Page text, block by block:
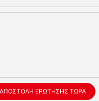
ΑΠΟΣΤΟΛΉ ΕΡΏΤΗΣΗΣ ΤΏΡΑ